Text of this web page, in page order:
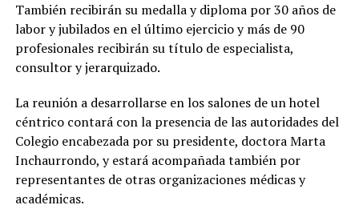
También recibirán su medalla y diploma por 30 años de
labor y jubilados en el último ejercicio y más de 90
profesionales recibirán su título de especialista,
consultor y jerarquizado.
La reunión a desarrollarse en los salones de un hotel
céntrico contará con la presencia de las autoridades del
Colegio encabezada por su presidente, doctora Marta
Inchaurrondo, y estará acompañada también por
representantes de otras organizaciones médicas y
académicas.